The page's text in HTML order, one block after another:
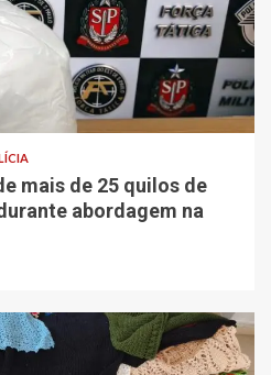
mais de 25 quilos de
abordagem na